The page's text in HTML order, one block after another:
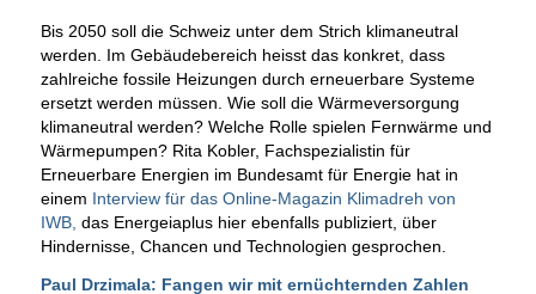
Bis 2050 soll die Schweiz unter dem Strich klimaneutral
werden. Im Gebäudebereich heisst das konkret, dass
zahlreiche fossile Heizungen durch erneuerbare Systeme
ersetzt werden müssen. Wie soll die Wärmeversorgung
klimaneutral werden? Welche Rolle spielen Fernwärme und
Wärmepumpen? Rita Kobler, Fachspezialistin für
Erneuerbare Energien im Bundesamt für Energie hat in
einem Interview für das Online-Magazin Klimadreh von
IWB, das Energeiaplus hier ebenfalls publiziert, über
Hindernisse, Chancen und Technologien gesprochen.
Paul Drzimala: Fangen wir mit ernüchternden Zahlen